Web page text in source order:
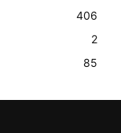
406
2
85